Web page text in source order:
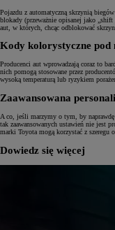
Pojazdu z automatyczną skrzynią
blokady (przeważnie opisanej jako
aut, w których, chcąc odblokować
Kody kolorystyczne pod
Producenci aut wprowadzają coraz to
nich pomogą stosowane przez
wysoką temperaturą lub ryzykiem
Zaawansowana
A co, jeśli marzymy o tym, by naprawdę
tak zaawansowanych ustawień nie jest
marki Toyota mogą korzystać z szeregu
Dowiedz się więcej